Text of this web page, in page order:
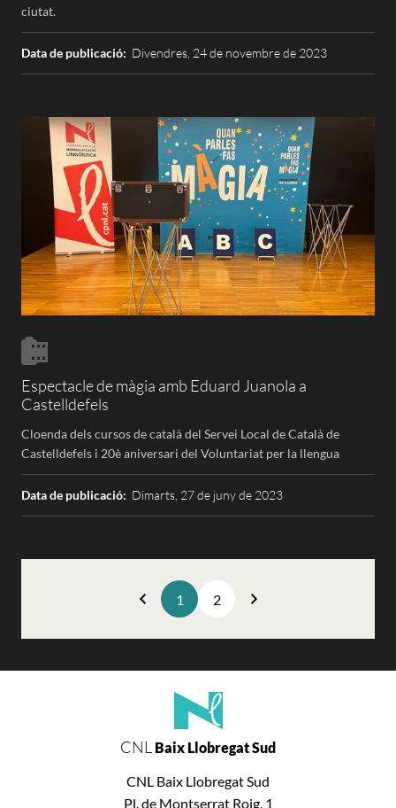
ciutat.
Data de publicació: Divendres, 24 de novembre de 2023
Espectacle de màgia amb Eduard Juanola a
Castelldefels
Cloenda dels cursos de català del Servei Local de Català de
Castelldefels i 20è aniversari del Voluntariat per la llengua
Data de publicació: Dimarts, 27 de juny de 2023
Anterior
1 2
CNL Baix Llobregat Sud
CNL Baix Llobregat Sud
Pl. de Montserrat Roig, 1